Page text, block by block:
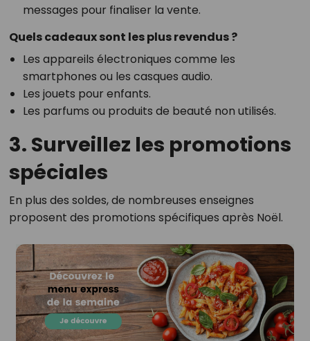
messages pour finaliser la vente.
Quels cadeaux sont les plus revendus ?
Les appareils électroniques comme les
smartphones ou les casques audio.
Les jouets pour enfants.
Les parfums ou produits de beauté non utilisés.
3. Surveillez les promotions
spéciales
En plus des soldes, de nombreuses enseignes
proposent des promotions spécifiques après Noël.